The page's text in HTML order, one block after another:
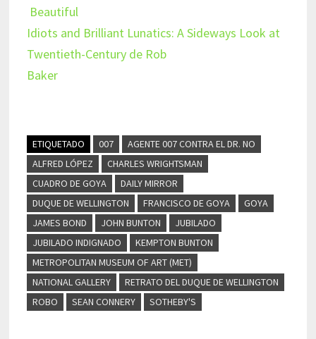
Beautiful
Idiots and Brilliant Lunatics: A Sideways Look at
Twentieth-Century de Rob
Baker
ETIQUETADO 007
AGENTE 007 CONTRA EL DR. NO
ALFRED LÓPEZ
CHARLES WRIGHTSMAN
CUADRO DE GOYA
DAILY MIRROR
DUQUE DE WELLINGTON
FRANCISCO DE GOYA
GOYA
JAMES BOND
JOHN BUNTON
JUBILADO
JUBILADO INDIGNADO
KEMPTON BUNTON
METROPOLITAN MUSEUM OF ART (MET)
NATIONAL GALLERY
RETRATO DEL DUQUE DE WELLINGTON
ROBO
SEAN CONNERY SOTHEBY'S